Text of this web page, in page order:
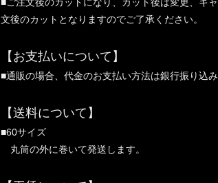
文後のカットとなりますのでご了承ください。
【お支払いについて】
■通販の場合、代金のお支払い方法は銀行振り込
【送料について】
■60サイズ
丸筒の外に巻いて発送します。